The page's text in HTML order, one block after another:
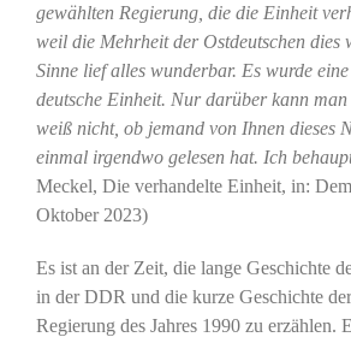
gewählten Regierung, die die Einheit
weil die Mehrheit der Ostdeutschen dies
Sinne lief alles wunderbar. Es wurde
deutsche Einheit. Nur darüber kann man
weiß nicht, ob jemand von Ihnen dieses
einmal irgendwo gelesen hat. Ich
Meckel, Die verhandelte Einheit, in:
Oktober 2023)
Es ist an der Zeit, die lange Geschichte
in der DDR und die kurze Geschichte
Regierung des Jahres 1990 zu erzählen.